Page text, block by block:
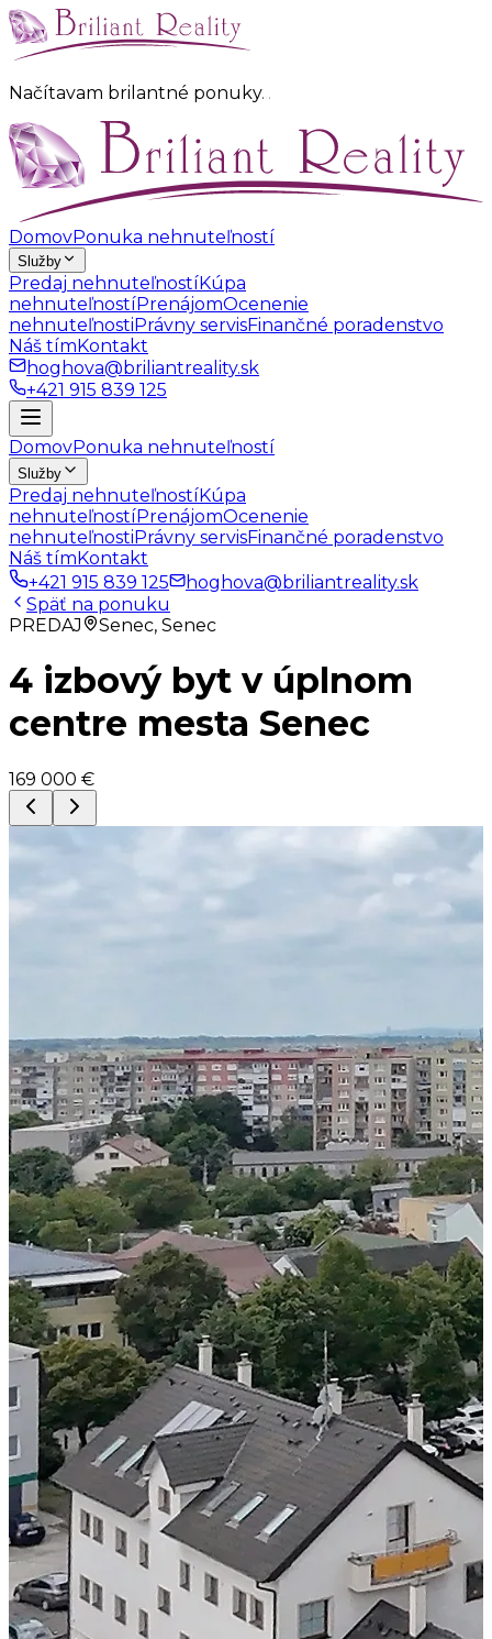
Načítavam brilantné ponuky. .
DomovPonuka nehnuteľností
Služby
Predaj nehnuteľnostíKúpa
nehnuteľnostíPrenájomOcenenie
nehnuteľnostiPrávny servisFinančné poradenstvo
Náš tímKontakt
hoghova@briliantreality.sk
+421 915 839 125
DomovPonuka nehnuteľností
Služby
Predaj nehnuteľnostíKúpa
nehnuteľnostíPrenájomOcenenie
nehnuteľnostiPrávny servisFinančné poradenstvo
Náš tímKontakt
+421 915 839 125
hoghova@briliantreality.sk
Späť na ponuku
PREDAJ
Senec, Senec
4 izbový byt v úplnom
centre mesta Senec
169 000 €